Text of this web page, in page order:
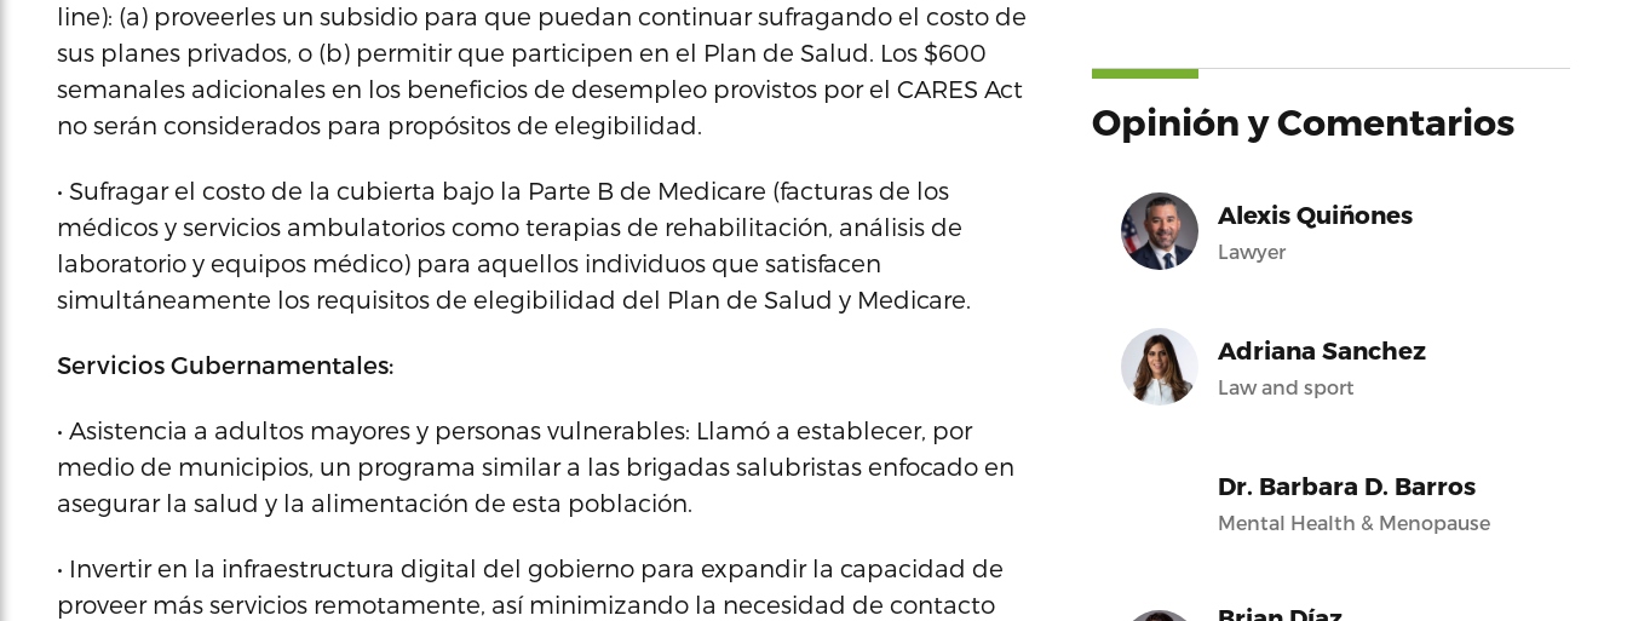
line): (a) proveerles un subsidio para que puedan continuar sufragando el costo de
sus planes privados, o (b) permitir que participen en el Plan de Salud. Los $600
semanales adicionales en los beneficios de desempleo provistos por el CARES Act
no serán considerados para propósitos de elegibilidad.
• Sufragar el costo de la cubierta bajo la Parte B de Medicare (facturas de los
médicos y servicios ambulatorios como terapias de rehabilitación, análisis de
laboratorio y equipos médico) para aquellos individuos que satisfacen
simultáneamente los requisitos de elegibilidad del Plan de Salud y Medicare.
Servicios Gubernamentales:
• Asistencia a adultos mayores y personas vulnerables: Llamó a establecer, por
medio de municipios, un programa similar a las brigadas salubristas enfocado en
asegurar la salud y la alimentación de esta población.
• Invertir en la infraestructura digital del gobierno para expandir la capacidad de
proveer más servicios remotamente, así minimizando la necesidad de contacto
Opinión y Comentarios
Alexis Quiñones
Lawyer
Adriana Sanchez
Law and sport
Dr. Barbara D. Barros
Mental Health & Menopause